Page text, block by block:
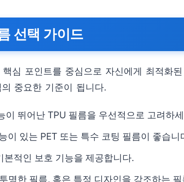
선택 가이드
심 포인트를 중심으로 자신에게 최적화
중요한 기준이 됩니다.
이 뛰어난 TPU 필름을 우선적으로 고려하
이 있는 PET 또는 특수 코팅 필름이 좋습니
적인 보호 기능을 제공합니다.
명한 필름, 혹은 특정 디자인을 강조하는